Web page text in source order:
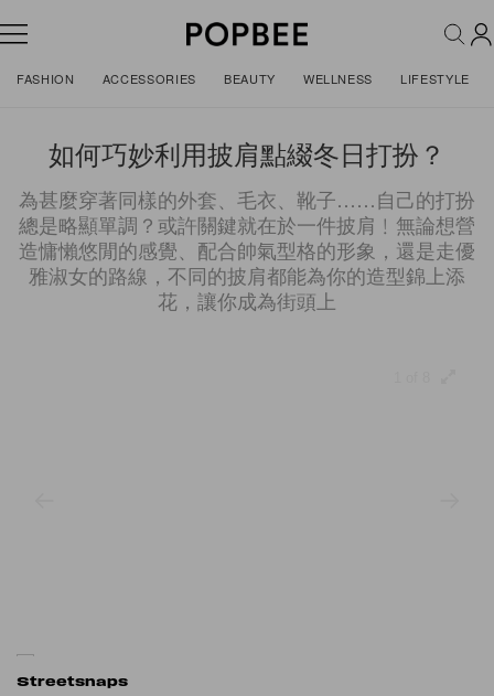
FASHION ACCESSORIES BEAUTY WELLNESS LIFESTYLE
如何巧妙利用披肩點綴冬日打扮？
為甚麼穿著同樣的外套、毛衣、靴子……自己的打扮
總是略顯單調？或許關鍵就在於一件披肩﹗無論想營
造慵懶悠閒的感覺、配合帥氣型格的形象，還是走優
雅淑女的路線，不同的披肩都能為你的造型錦上添
花，讓你成為街頭上
Streetsnaps